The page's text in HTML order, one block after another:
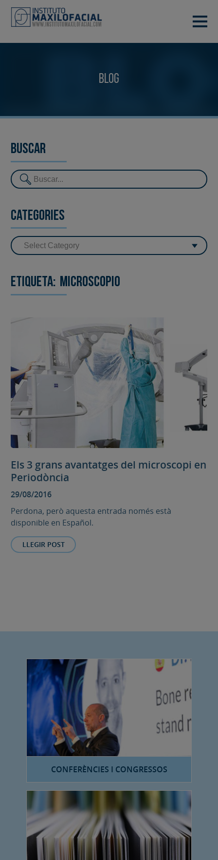
Blog
Buscar
Categories
Etiqueta: microscopio
Els 3 grans avantatges del microscopi en
Periodòncia
29/08/2016
Perdona, però aquesta entrada només està
disponible en Español.
LLEGIR POST
CONFERÈNCIES I CONGRESSOS